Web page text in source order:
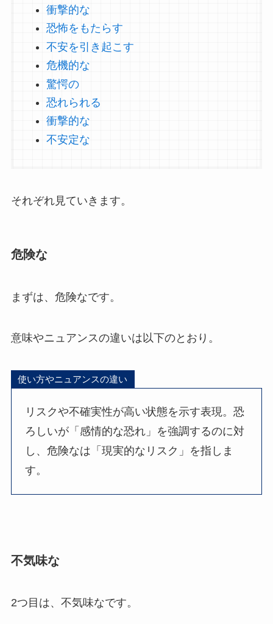
衝撃的な
恐怖をもたらす
不安を引き起こす
危機的な
驚愕の
恐れられる
衝撃的な
不安定な
それぞれ見ていきます。
危険な
まずは、危険なです。
意味やニュアンスの違いは以下のとおり。
使い方やニュアンスの違い
リスクや不確実性が高い状態を示す表現。恐
ろしいが「感情的な恐れ」を強調するのに対
し、危険なは「現実的なリスク」を指しま
す。
不気味な
2つ目は、不気味なです。